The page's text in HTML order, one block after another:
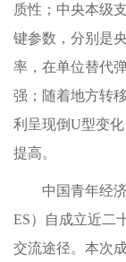
质性；中央本级
键参数，分别是
率，在单位替代
强；随着地方转
利呈现倒U型变
提高。
中国青年经
ES）自成立近二
交流途径。本次